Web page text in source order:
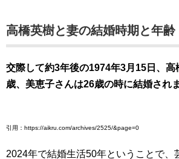
高橋英樹と妻の結婚時期と年齢
交際して約3年後の1974年3月15日、高
歳、美恵子さんは26歳の時に結婚され
引用：https://aikru.com/archives/2525/&page=0
2024年で結婚生活50年ということで、